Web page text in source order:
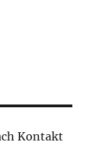
Kontakt